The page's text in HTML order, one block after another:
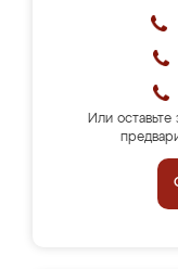
Или оставьте